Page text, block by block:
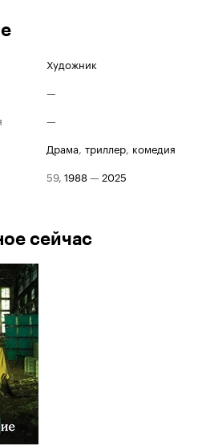
Художник
—
—
драма, триллер, комедия
59, 1988— 2025
сейчас